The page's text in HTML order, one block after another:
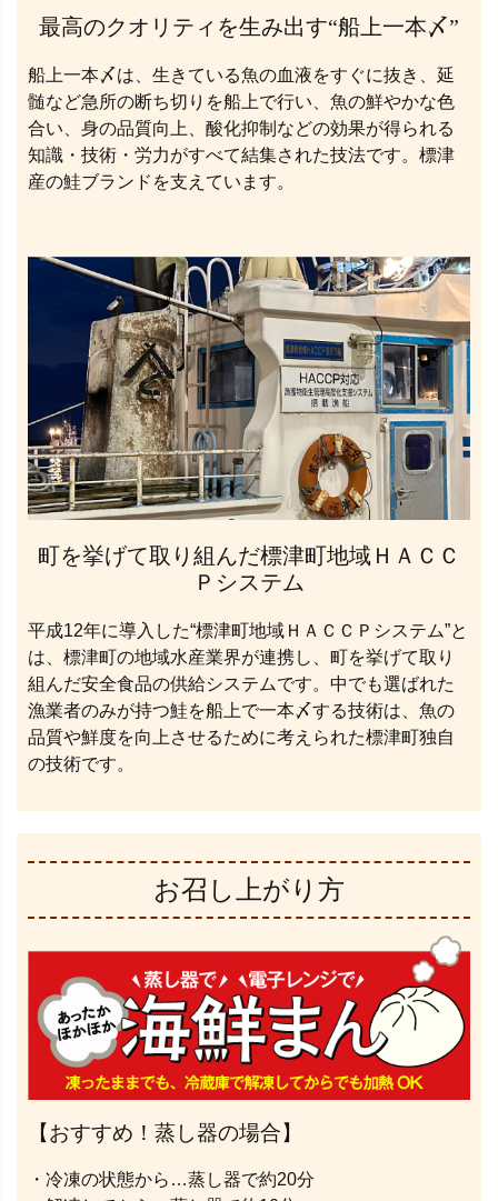
最高のクオリティを生み出す“船上一本〆”
船上一本〆は、生きている魚の血液をすぐに抜き、延
髄など急所の断ち切りを船上で行い、魚の鮮やかな色
合い、身の品質向上、酸化抑制などの効果が得られる
知識・技術・労力がすべて結集された技法です。標津
産の鮭ブランドを支えています。
町を挙げて取り組んだ標津町地域ＨＡＣＣ
Ｐシステム
平成12年に導入した“標津町地域ＨＡＣＣＰシステム”と
は、標津町の地域水産業界が連携し、町を挙げて取り
組んだ安全食品の供給システムです。中でも選ばれた
漁業者のみが持つ鮭を船上で一本〆する技術は、魚の
品質や鮮度を向上させるために考えられた標津町独自
の技術です。
お召し上がり方
【おすすめ！蒸し器の場合】
・冷凍の状態から…蒸し器で約20分